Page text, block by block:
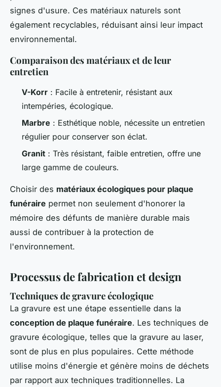
signes d'usure. Ces matériaux naturels sont
également recyclables, réduisant ainsi leur impact
environnemental.
Comparaison des matériaux et de leur
entretien
V-Korr : Facile à entretenir, résistant aux
intempéries, écologique.
Marbre : Esthétique noble, nécessite un entretien
régulier pour conserver son éclat.
Granit : Très résistant, faible entretien, offre une
large gamme de couleurs.
Choisir des matériaux écologiques pour plaque
funéraire permet non seulement d'honorer la
mémoire des défunts de manière durable mais
aussi de contribuer à la protection de
l'environnement.
Processus de fabrication et design
Techniques de gravure écologique
La gravure est une étape essentielle dans la
conception de plaque funéraire. Les techniques de
gravure écologique, telles que la gravure au laser,
sont de plus en plus populaires. Cette méthode
utilise moins d'énergie et génère moins de déchets
par rapport aux techniques traditionnelles. La